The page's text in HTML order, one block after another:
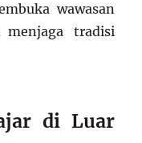
wawasan
tradisi
di Luar